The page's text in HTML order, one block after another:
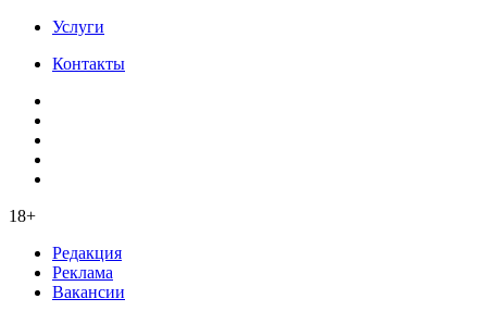
Услуги
Контакты
18+
Редакция
Реклама
Вакансии